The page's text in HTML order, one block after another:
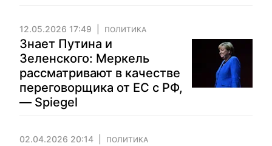
12.05.2026 17:49 ПОЛИТИКА
Знает Путина и
Зеленского: Меркель
рассматривают в качестве
переговорщика от ЕС с РФ,
— Spiegel
02.04.2026 20:14 ПОЛИТИКА